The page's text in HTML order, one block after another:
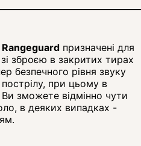
призначені для
зброєю в закритих тирах
безпечного рівня звуку
при цьому в
зможете відмінно чути
в деяких випадках -